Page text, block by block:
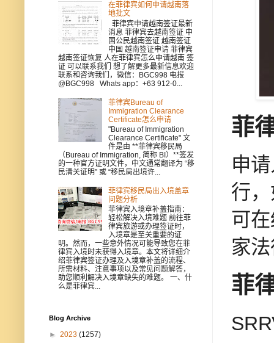
菲
申
行
可
家
菲
在菲律宾如何申请越南落
地批文
菲律宾申请越南签证最新
消息 菲律宾去越南签证 中
国公民越南签证 越南签证
中国 越南签证申请 菲律宾
越南签证恢复 人在菲律宾怎么申请越南 签
证 可以联系我们 想了解更多最新信息欢迎
联系和咨询我们，微信：BGC998 电报
@BGC998 Whats app：+63 912-0...
菲律宾Bureau of
Immigration Clearance
Certificate怎么申请
"Bureau of Immigration
Clearance Certificate" 文
件是由 **菲律宾移民局
（Bureau of Immigration, 简称 BI）**签发
的一种官方证明文件，中文通常翻译为 “移
民清关证明” 或 “移民局出境许...
菲律宾移民局出入境盖章
问题分析
菲律宾入境章补盖指南：
轻松解决入境难题 前往菲
律宾旅游或办理签证时，
入境章是至关重要的证
明。然而，一些意外情况可能导致您在菲
律宾入境时未获得入境章。本文将详细介
绍菲律宾签证办理及入境章补盖的流程、
所需材料、注意事项以及常见问题解答，
助您顺利解决入境章缺失的难题。 一、什
么是菲律宾...
Blog Archive
► 2023 (1257)